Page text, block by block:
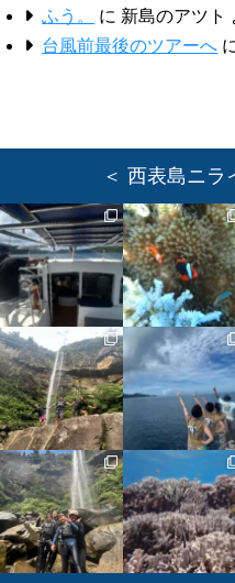
ふう。
に 新島のアツト
台風前最後のツアーへ
＜ 西表島ニラ